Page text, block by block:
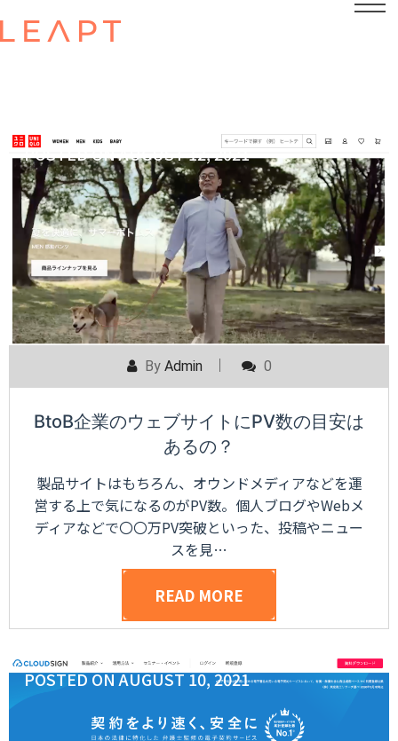
POSTED ONAUGUST 12, 2021
By Admin 0
BtoB企業のウェブサイトにPV数の目安は
あるの？
製品サイトはもちろん、オウンドメディアなどを運
営する上で気になるのがPV数。個人ブログやWebメ
ディアなどで〇〇万PV突破といった、投稿やニュー
スを見…
READ MORE
POSTED ONAUGUST 10, 2021